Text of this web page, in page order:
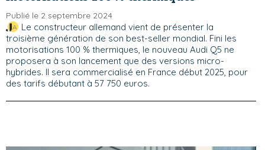
Publié le 2 septembre 2024
Le constructeur allemand vient de présenter la
troisième génération de son best-seller mondial. Fini les
motorisations 100 % thermiques, le nouveau Audi Q5 ne
proposera à son lancement que des versions micro-
hybrides. Il sera commercialisé en France début 2025, pour
des tarifs débutant à 57 750 euros.